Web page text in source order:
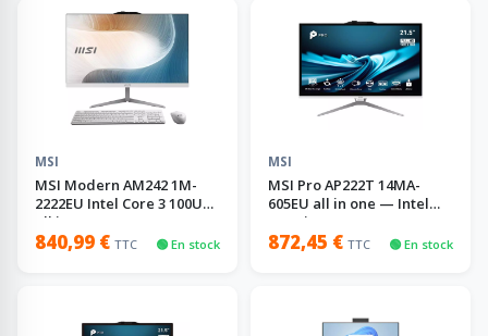
MSI
MSI Modern AM242 1M-
2222EU Intel Core 3 100U
all in one — 8 Go
840,99 € TTC 🟢 En stock
MSI
MSI Pro AP222T 14MA-
605EU all in one — Intel
Core i3, 8 Go
872,45 € TTC 🟢 En stock